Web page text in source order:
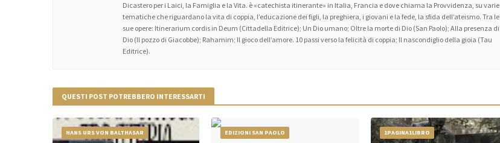
Dicastero per i Laici, la Famiglia e la Vita. è «catechista itinerante» in Italia, Francia e dove chiama la Provvidenza, su varie
tematiche che riguardano la vita di coppia, l’educazione dei figli, la preghiera, i giovani e la fede, la sfida dell’ateismo. Tra le
sue opere: Itinerarium cordis in Deum (Cittadella Editrice); Un Dio umano; Oltre la morte di Dio (San Paolo); Alla presenza di
Dio (Il pozzo di Giacobbe); Rahamim; Il gioco dell’amore. 10 passi verso la felicità di coppia; Il nascondiglio della gioia (Tau
Editrice).
QUESTI POST POTREBBERO INTERESSARTI
HANS URS VON BALTHASAR EDIZIONI SAN PAOLO 1PAGINA1LIBRO